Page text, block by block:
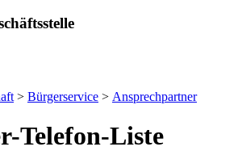
> Bürgerservice > Ansprechpartner
Telefon-Liste